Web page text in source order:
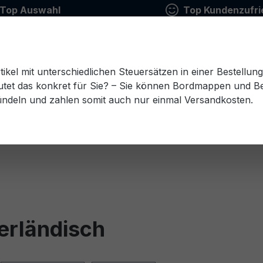
Top Auswahl Top
Estnisch Finnisch Französisch Griechisch
mit unterschiedlichen Steuersätzen in einer
das konkret für Sie? – Sie können Bordmappen und
und zahlen somit auch nur einmal Versandkosten.